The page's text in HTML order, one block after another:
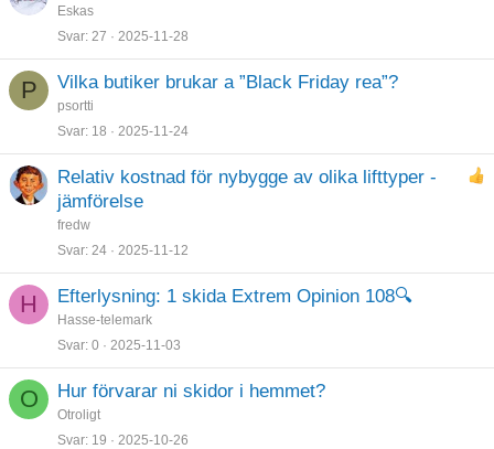
Eskas
Svar 27 2025-11-28
P Vilka butiker brukar a ”Black Friday rea”?
psortti
Svar 18 2025-11-24
Relativ kostnad för nybygge av olika lifttyper -
jämförelse
fredw
Svar 24 2025-11-12
H Efterlysning: 1 skida Extrem Opinion 108🔍
Hasse-telemark
Svar 0 2025-11-03
O Hur förvarar ni skidor i hemmet?
Otroligt
Svar 19 2025-10-26